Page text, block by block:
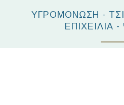
ΥΓΡΟΜΟΝΩΣΗ -
ΕΠΙΧΕΙΛΙΑ